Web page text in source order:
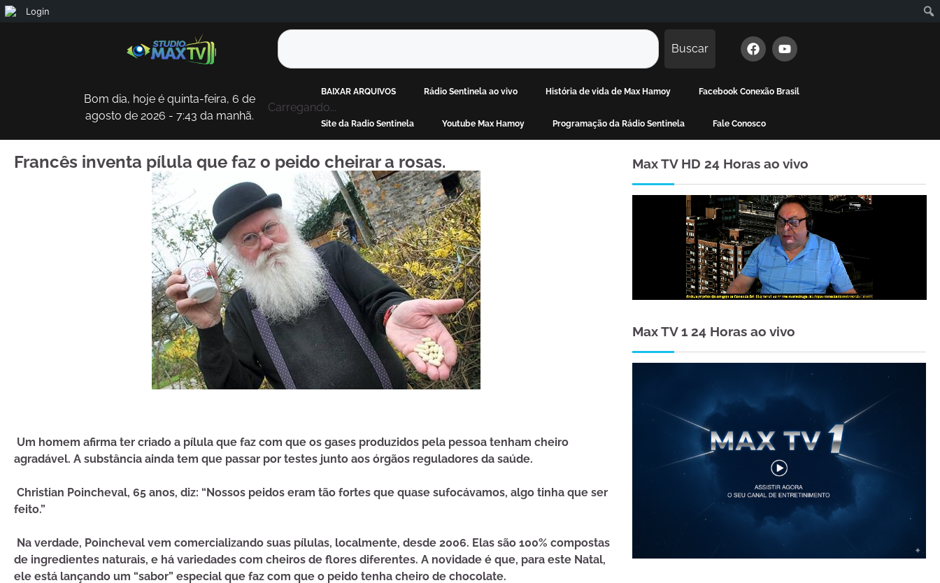
Buscar
Bom dia, hoje é quinta-feira, 6 de
agosto de 2026 - 7:43 da manhã.
Carregando...
BAIXAR ARQUIVOS Rádio Sentinela ao vivo História de vida de Max Hamoy Facebook Conexão Brasil
Site da Radio Sentinela Youtube Max Hamoy Programação da Rádio Sentinela Fale Conosco
Francês inventa pílula que faz o peido cheirar a rosas.
Um homem afirma ter criado a pílula que faz com que os gases produzidos pela pessoa tenham cheiro
agradável. A substância ainda tem que passar por testes junto aos órgãos reguladores da saúde.
Christian Poincheval, 65 anos, diz: “Nossos peidos eram tão fortes que quase sufocávamos, algo tinha que ser
feito.”
Na verdade, Poincheval vem comercializando suas pílulas, localmente, desde 2006. Elas são 100% compostas
de ingredientes naturais, e há variedades com cheiros de flores diferentes. A novidade é que, para este Natal,
ele está lançando um “sabor” especial que faz com que o peido tenha cheiro de chocolate.
Max TV HD 24 Horas ao vivo
Max TV 1 24 Horas ao vivo
Login